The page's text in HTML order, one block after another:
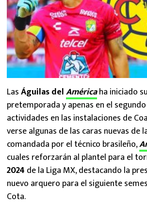
LIGA MX
NFL
LasÁguilas delAméricaha iniciado
pretemporada y apenas en el
actividades en las instalaciones de
verse algunas de las caras nuevas de
comandada por el técnico brasileño,
cuales reforzarán al plantel para el
2024 de la Liga MX, destacando la
nuevo arquero para el siguiente
Cota.